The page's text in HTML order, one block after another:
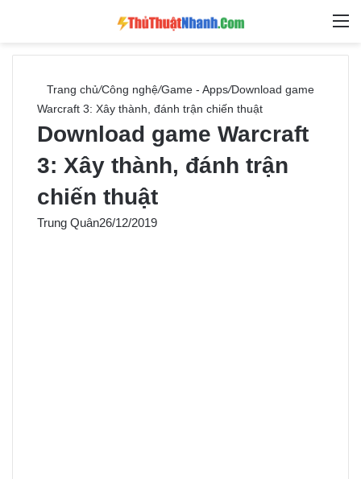
Tìm
Trang chủ/Công nghệ/Game - Apps/Download game
Warcraft 3: Xây thành, đánh trận chiến thuật
Download game Warcraft
3: Xây thành, đánh trận
chiến thuật
Trung Quân26/12/2019